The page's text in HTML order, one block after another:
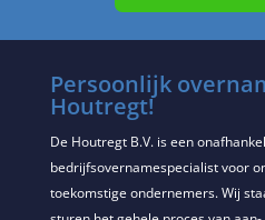
Persoonlijk
Houtregt!
De Houtregt B.V. is een
bedrijfsovernamespecialist voor
toekomstige ondernemers. Wij